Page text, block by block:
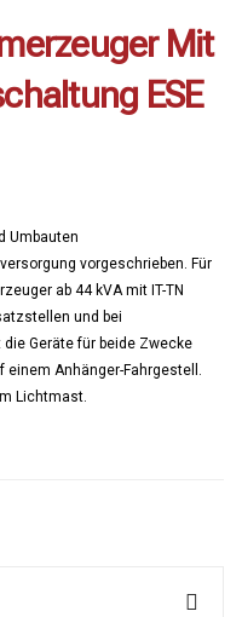
Mit
ESE
Umbauten
vorgeschrieben. Für
ab 44 kVA mit IT-TN
und bei
Geräte für beide Zwecke
einem Anhänger-Fahrgestell.
Lichtmast.